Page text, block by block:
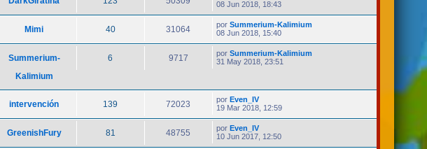
08 Jun 2018, 18:43
Mimi 40 31064 por Summerium-Kalimium
08 Jun 2018, 15:40
Summerium-
Kalimium
6 9717 por Summerium-Kalimium
31 May 2018, 23:51
intervención 139 72023 por Even_IV
19 Mar 2018, 12:59
GreenishFury 81 48755 por Even_IV
10 Jun 2017, 12:50